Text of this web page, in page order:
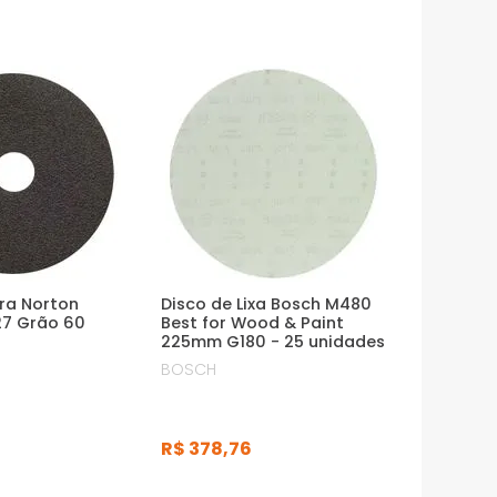
Norton
Grão 60
Disco de Lixa Bosch M480
Best for Wood & Paint
225mm G180 - 25 unidades
BOSCH
R$ 378,76